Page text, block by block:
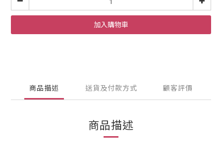
加入購物車
商品描述 送貨及付款方式 顧客評價
商品描述